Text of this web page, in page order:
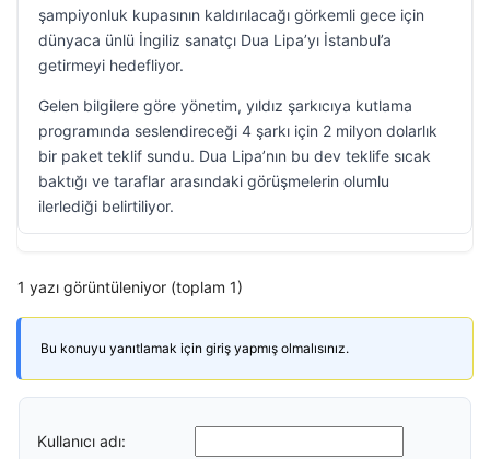
şampiyonluk kupasının kaldırılacağı görkemli gece için
dünyaca ünlü İngiliz sanatçı Dua Lipa’yı İstanbul’a
getirmeyi hedefliyor.
Gelen bilgilere göre yönetim, yıldız şarkıcıya kutlama
programında seslendireceği 4 şarkı için 2 milyon dolarlık
bir paket teklif sundu. Dua Lipa’nın bu dev teklife sıcak
baktığı ve taraflar arasındaki görüşmelerin olumlu
ilerlediği belirtiliyor.
1 yazı görüntüleniyor (toplam 1)
Bu konuyu yanıtlamak için giriş yapmış olmalısınız.
Kullanıcı adı: